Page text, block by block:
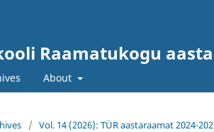
Raamatukogu
About
/ Vol. 14 (2026): TÜR aastaraamat 2024-